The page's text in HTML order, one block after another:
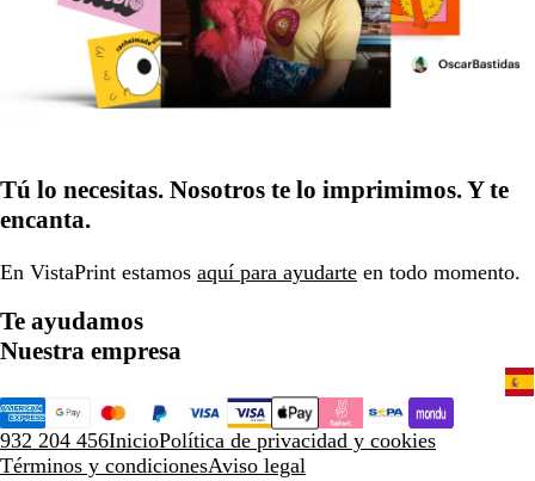
Tú lo necesitas. Nosotros te lo imprimimos. Y te
encanta.
En VistaPrint estamos aquí para ayudarte en todo momento.
Te ayudamos
Nuestra empresa
932 204 456InicioPolítica de privacidad y cookies
Términos y condicionesAviso legal